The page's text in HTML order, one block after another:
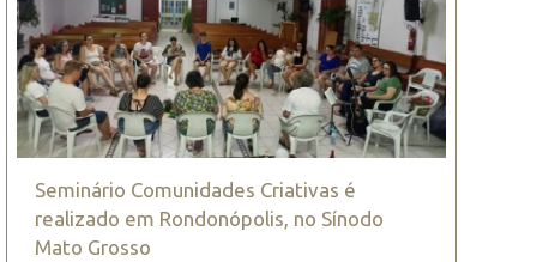
Seminário Comunidades Criativas é
realizado em Rondonópolis, no Sínodo
Mato Grosso